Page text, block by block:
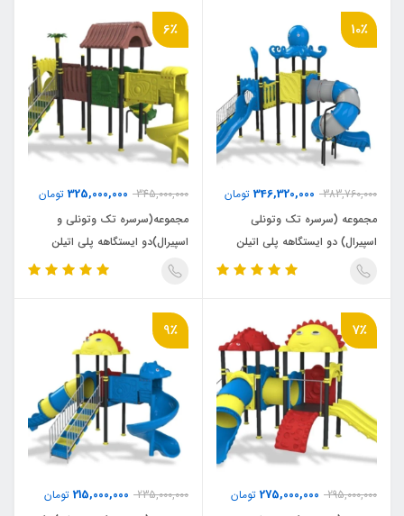
10٪
383,760,000
346,320,000 تومان
مجموعه (سرسره تک وتونلی
اسپیرال) دو ایستگاهه پلی اتیلن
پارکی (P1215)
6٪
345,000,000
325,000,000 تومان
مجموعه(سرسره تک وتونلی و
اسپیرال)دو ایستگاهه پلی اتیلن
پارکی(P1211)
7٪
295,000,000
275,000,000 تومان
9٪
235,000,000
215,000,000 تومان